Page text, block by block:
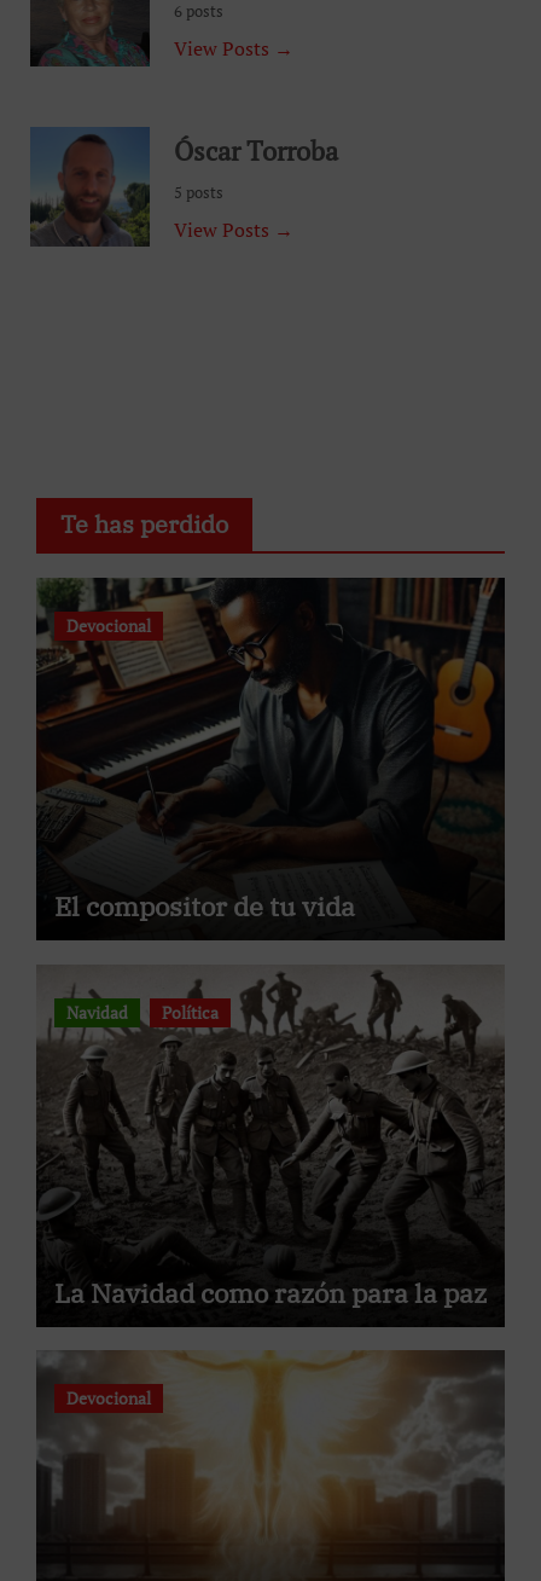
6 posts
View Posts →
Óscar Torroba
5 posts
View Posts →
Te has perdido
Devocional
El compositor de tu vida
Navidad Política
La Navidad como razón para la paz
Devocional